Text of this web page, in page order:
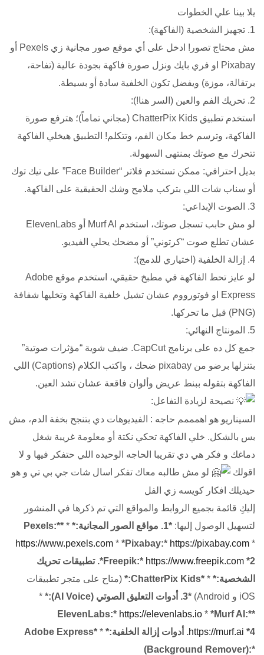
يلا بينا علي الخطوات
​1. تجهيز الشخصية (الفاكهة):
مش محتاج تصور! ادخل على أي موقع صور مجانية زي Pexels أو
Pixabay او فري بايك ونزل صورة فاكهة بجودة عالية (تفاحة،
برتقالة، موزة) ويفضل تكون الخلفية سادة أو بسيطة.
​2. تحريك الفم والعين (السر هنا!):
استخدم تطبيق ChatterPix Kids (مجاني تماماً)؛ هترفع صورة
الفاكهة، وترسم خط مكان الفم، وتتكلم! التطبيق هيخلي الفاكهة
تتحرك مع صوتك بمنتهى السهولة.
​بديل احترافي: ممكن تستخدم فلاتر “Face Builder” على تيك توك
أو سناب شات اللي بتركب ملامح وشك الحقيقية على الفاكهة.
​3. الصوت الإبداعي:
لو مش حابب تسجل صوتك، استخدم Murf AI أو ElevenLabs
عشان تطلع صوت “كرتوني” أو مضحك يحلي الفيديو.
​4. إزالة الخلفية (اختياري للدمج):
لو عايز تحط الفاكهة في مطبخ حقيقي، استخدم موقع Adobe
Express او فوتورووم عشان تشيل خلفية الفاكهة وتخليها شفافة
(PNG) قبل ما تحركها.
​5. المونتاج النهائي:
جمع كل ده على برنامج CapCut. ضيف شوية “مؤثرات صوتية”
بتنزلها برضو من pixabay ضحك ، واكتب الكلام (Captions) اللي
الفاكهة بتقوله ببنط عريض وألوان فاقعة عشان تشد العين.
نصيحة لزيادة التفاعل:
​السيناريو هو اهمممم حاجه : الفيديوهات دي بتنجح بخفة الدم، مش
بس بالشكل. خلي الفاكهة تحكي نكتة أو معلومة غريبة شغل
دماغك و فكر هي دي تقريبا الحاجه الوحيده اللي حتفكر فيها و لا
اقولك
لو مش طالبه معاك تفكر اسال شات جي بي تي و هو
حيديلك افكار كويسه زي الفل
إليكِ قائمة بجميع الروابط والمواقع التي تم ذكرها في المنشور
لتسهيل الوصول إليها: *1. مواقع الصور المجانية:* *
*Pexels:*
https://www.pexels.com * *Pixabay:* https://pixabay.com *
*Freepik:* https://www.freepik.com
*2. تطبيقات تحريك
الشخصية:* *
*ChatterPix Kids:*
(متاح على متجر تطبيقات
iOS و Android)
*3. أدوات التعليق الصوتي (AI Voice):*
*
*ElevenLabs:*
https://elevenlabs.io * *Murf AI:*
https://murf.ai *4. أدوات إزالة الخلفية:* *
*Adobe Express
(Background Remover):*